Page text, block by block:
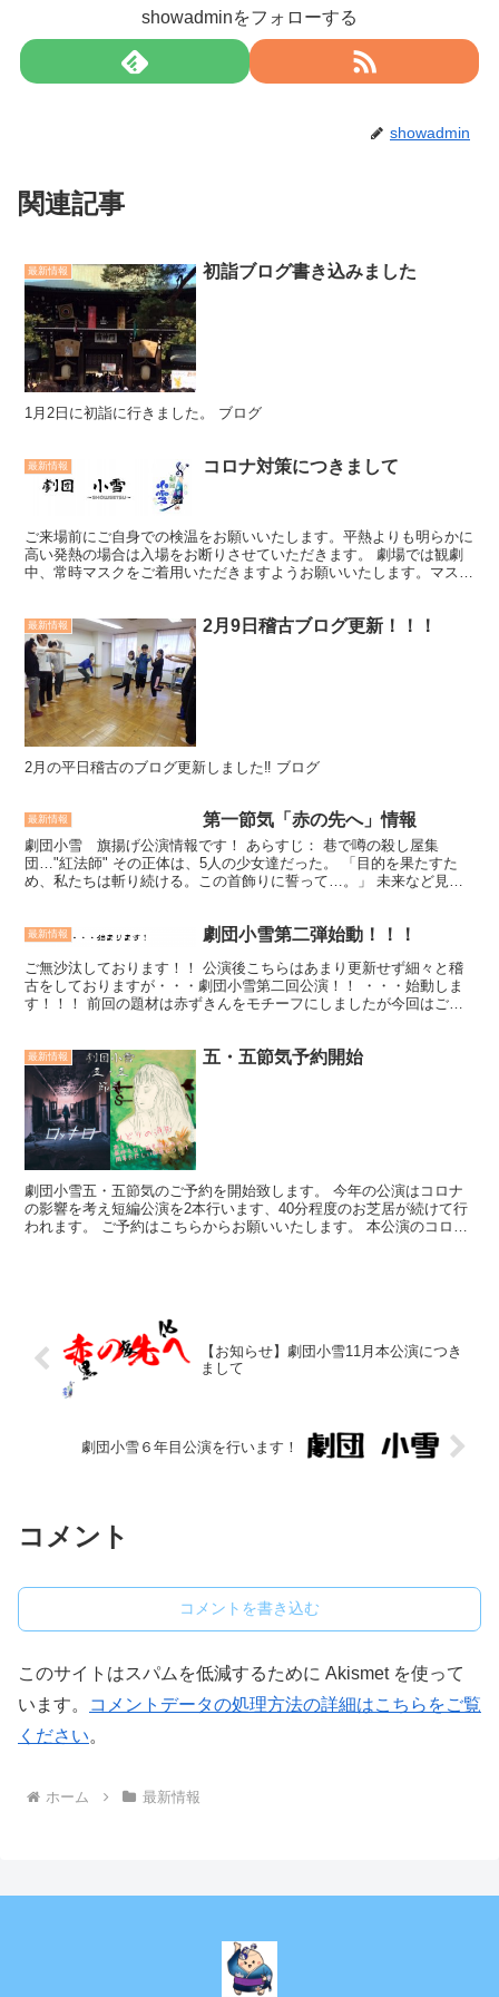
showadminをフォローする
showadmin
関連記事
最新情報 初詣ブログ書き込みました
1月2日に初詣に行きました。 ブログ
最新情報 コロナ対策につきまして
ご来場前にご自身での検温をお願いいたします。平熱よりも明らかに
高い発熱の場合は入場をお断りさせていただきます。 劇場では観劇
中、常時マスクをご着用いただきますようお願いいたします。マスク
最新情報 2月9日稽古ブログ更新！！！
2月の平日稽古のブログ更新しました‼ ブログ
最新情報 第一節気「赤の先へ」情報
劇団小雪 旗揚げ公演情報です！ あらすじ： 巷で噂の殺し屋集
団…"紅法師" その正体は、5人の少女達だった。 「目的を果たすた
め、私たちは斬り続ける。この首飾りに誓って…。」 未来など見
最新情報 劇団小雪第二弾始動！！！
ご無沙汰しております！！ 公演後こちらはあまり更新せず細々と稽
古をしておりますが・・・劇団小雪第二回公演！！ ・・・始動しま
す！！！ 前回の題材は赤ずきんをモチーフにしましたが今回はご存
最新情報 五・五節気予約開始
劇団小雪五・五節気のご予約を開始致します。 今年の公演はコロナ
の影響を考え短編公演を2本行います、40分程度のお芝居が続けて行
われます。 ご予約はこちらからお願いいたします。 本公演のコロナ
【お知らせ】劇団小雪11月本公演につき
まして
劇団小雪６年目公演を行います！
コメント
コメントを書き込む
このサイトはスパムを低減するために Akismet を使って
います。
コメントデータの処理方法の詳細はこちらをご覧
ください。
ホーム 最新情報